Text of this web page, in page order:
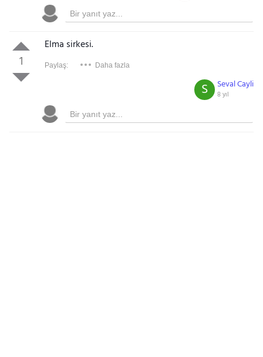
1
Elma sirkesi.
Paylaş: Daha fazla
Seval Cayli
8 yıl
S